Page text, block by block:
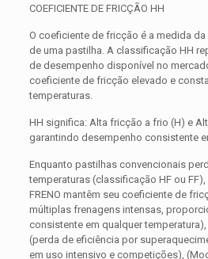
COEFICIENTE DE FRICÇÃO HH
O coeficiente de fricção é a medida
de uma pastilha. A classificação HH
de desempenho disponível no
coeficiente de fricção elevado e
temperaturas.
HH significa: Alta fricção a frio (H) e
garantindo desempenho consistente
Enquanto pastilhas convencionais
temperaturas (classificação HF ou
FRENO mantêm seu coeficiente de
múltiplas frenagens intensas,
consistente em qualquer
(perda de eficiência por
em uso intensivo e competições),